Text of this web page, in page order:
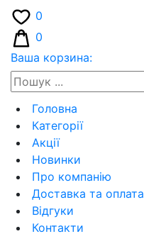
0
0
Ваша корзина:
Головна
Категорії
Акції
Новинки
Про компанію
Доставка та оплата
Відгуки
Контакти